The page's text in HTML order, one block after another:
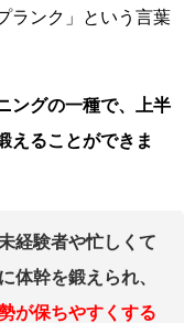
ランク」という言葉
ングの一種で、上半
えることができま
経験者や忙しくて
体幹を鍛えられ、
が保ちやすくする